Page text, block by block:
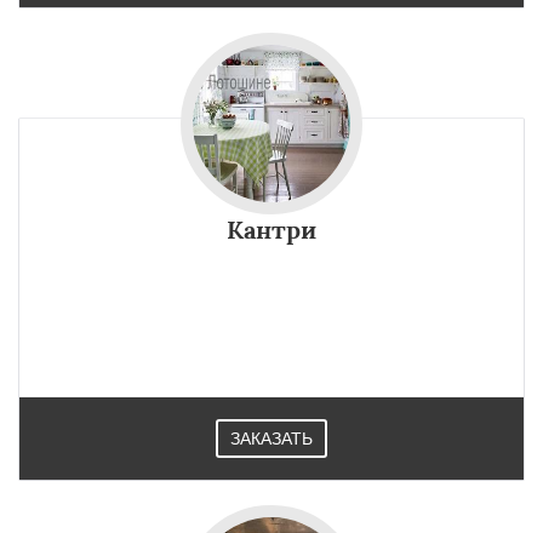
Кантри
ЗАКАЗАТЬ